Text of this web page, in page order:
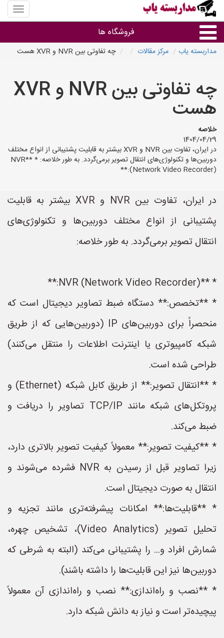
منوی
سایت
یاب
فروشگاه ها
براساس برند
مداربسته یاب مرکز مقالات چه تفاوتی بین NVR و XVR هست
چه تفاوتی بین NVR و XVR
هست
خلاصه
1404/04/29
در ایران، تفاوت بین NVR و XVR بیشتر به قابلیت پشتیبانی از انواع مختلف
دوربین‌ها و تکنولوژی‌های انتقال تصویر برمی‌گردد. به طور خلاصه: * **NVR
(Network Video Recorder):**
در ایران، تفاوت بین NVR و XVR بیشتر به قابلیت
پشتیبانی از انواع مختلف دوربین‌ها و تکنولوژی‌های
انتقال تصویر برمی‌گردد. به طور خلاصه:
* **NVR (Network Video Recorder):**
* **تخصص:** دستگاه ضبط تصاویر دیجیتال است که
منحصراً برای دوربین‌های IP (دوربین‌هایی که از طریق
شبکه کامپیوتری یا اینترنت اطلاعات را منتقل می‌کنند)
طراحی شده است.
* **انتقال تصویر:** از طریق کابل شبکه (Ethernet) و
پروتکل‌های شبکه مانند TCP/IP تصاویر را دریافت و
ضبط می‌کند.
* **کیفیت تصویر:** معمولاً کیفیت تصویر بالاتری دارد،
زیرا تصاویر قبل از رسیدن به NVR فشرده می‌شوند و
انتقال به صورت دیجیتال است.
* **قابلیت‌ها:** امکانات پیشرفته‌تری مانند تجزیه و
تحلیل تصویر (Video Analytics)، تشخیص چهره،
شمارش افراد و... را پشتیبانی می‌کند (البته به شرطی که
دوربین‌ها نیز این قابلیت‌ها را داشته باشند).
* **نصب و راه‌اندازی:** نصب و راه‌اندازی آن معمولاً
پیچیده‌تر است و نیاز به دانش شبکه دارد.